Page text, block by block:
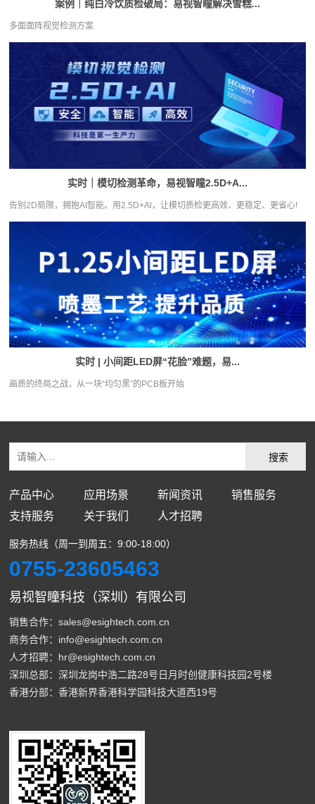
案例｜纯白冷饮质检破局：易视智瞳解决雪糕...
多面面阵视觉检测方案
实时｜模切检测革命，易视智瞳2.5D+A...
告别2D局限，拥抱AI智能。用2.5D+Al，让模切质检更高效、更稳定、更省心!
实时 | 小间距LED屏“花脸”难题，易...
画质的终局之战，从一块“均匀黑”的PCB板开始
产品中心 应用场景 新闻资讯
销售服务
支持服务
关于我们 人才招聘
服务热线（周一到周五：9:00-18:00）
0755-23605463
易视智瞳科技（深圳）有限公司
销售合作：sales@esightech.com.cn
商务合作：info@esightech.com.cn
人才招聘：hr@esightech.com.cn
深圳总部：深圳龙岗中浩二路28号日月时创健康科技园2号楼
香港分部：香港新界香港科学园科技大道西19号